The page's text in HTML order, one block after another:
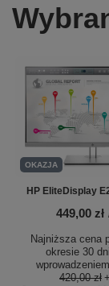
OKAZJA
HP EliteDisplay
449,00 zł
Najniższa cena
okresie 30
420,00 zł